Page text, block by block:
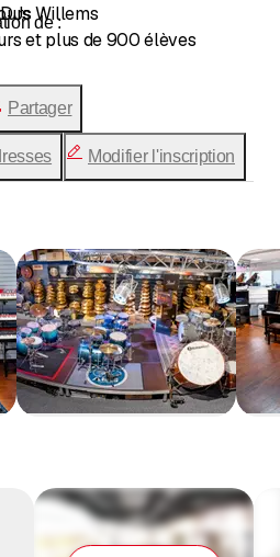
de :
(plusieurs milliers de
en stock)
Willems
et plus de 900 élèves
Partager
Modifier l'inscription